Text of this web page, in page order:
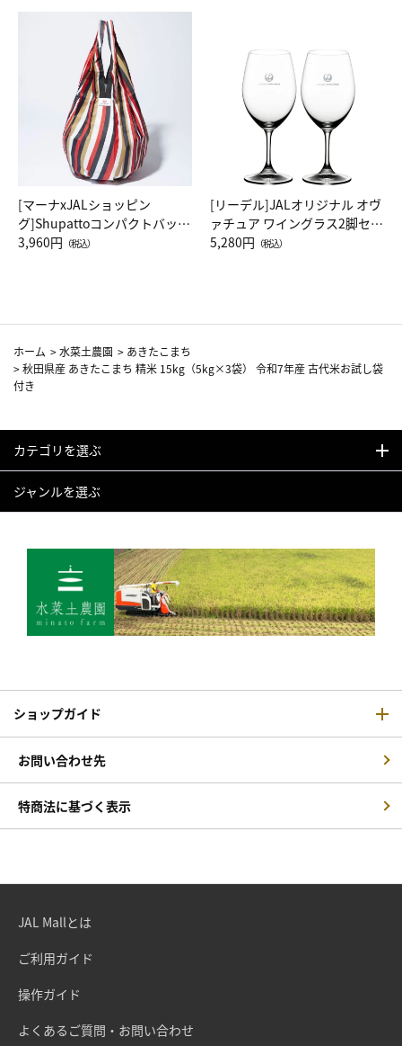
[マーナxJALショッピン
グ]Shupattoコンパクトバッグ
Drop JAL客室乗務員（LC）ス
3,960円 （税込）
[リーデル]JALオリジナル オヴ
ァチュア ワイングラス2脚セッ
ト（レッドワイン）
5,280円 （税込）
ホーム >水菜土農園 > あきたこまち
>秋田県産 あきたこまち 精米 15kg（5kg×3袋） 令和7年産 古代米お試し袋
付き
カテゴリを選ぶ
ジャンルを選ぶ
ショップガイド
お問い合わせ先
特商法に基づく表示
JAL Mallとは
ご利用ガイド
操作ガイド
よくあるご質問・お問い合わせ